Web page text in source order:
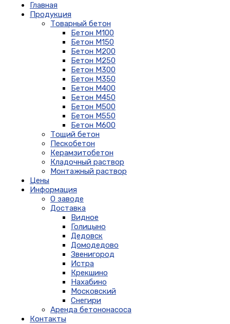
Главная
Продукция
Товарный бетон
Бетон М100
Бетон М150
Бетон М200
Бетон М250
Бетон М300
Бетон М350
Бетон М400
Бетон М450
Бетон М500
Бетон М550
Бетон М600
Тощий бетон
Пескобетон
Керамзитобетон
Кладочный раствор
Монтажный раствор
Цены
Информация
О заводе
Доставка
Видное
Голицыно
Дедовск
Домодедово
Звенигород
Истра
Крекшино
Нахабино
Московский
Снегири
Аренда бетононасоса
Контакты